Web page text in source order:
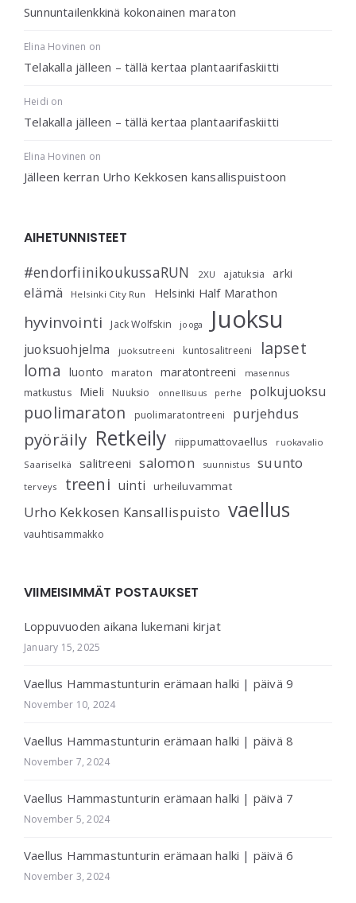
Sunnuntailenkkinä kokonainen maraton
Elina Hovinen on
Telakalla jälleen – tällä kertaa plantaarifaskiitti
Heidi on
Telakalla jälleen – tällä kertaa plantaarifaskiitti
Elina Hovinen on
Jälleen kerran Urho Kekkosen kansallispuistoon
AIHETUNNISTEET
#endorfiinikoukussaRUN 2XU ajatuksia arki
elämä Helsinki City Run Helsinki Half Marathon
hyvinvointi Jack Wolfskin jooga Juoksu
juoksuohjelma juoksutreeni kuntosalitreeni
lapset
loma
luonto maraton maratontreeni masennus
matkustus Mieli Nuuksio onnellisuus perhe polkujuoksu
puolimaraton puolimaratontreeni purjehdus
pyöräily Retkeily riippumattovaellus
ruokavalio
Saariselkä
salitreeni salomon suunnistus suunto
terveys treeni uinti urheiluvammat
Urho Kekkosen Kansallispuisto vaellus
vauhtisammakko
VIIMEISIMMÄT POSTAUKSET
Loppuvuoden aikana lukemani kirjat
January 15, 2025
Vaellus Hammastunturin erämaan halki | päivä 9
November 10, 2024
Vaellus Hammastunturin erämaan halki | päivä 8
November 7, 2024
Vaellus Hammastunturin erämaan halki | päivä 7
November 5, 2024
Vaellus Hammastunturin erämaan halki | päivä 6
November 3, 2024